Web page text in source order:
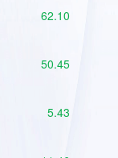
62.10
50.45
5.43